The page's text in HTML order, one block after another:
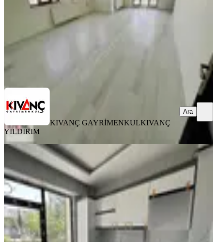
21.000 ₺
KIVANÇ GAYRİMENKULKIVANÇ
YILDIRIM
Ara
SIFIR BİNA
Galata'dan Kuyuönünde 2+1 Sıfır
Daire
Yeşilyurt, Zaviye Mahallesi
2+1
·110 m²
20.000 ₺